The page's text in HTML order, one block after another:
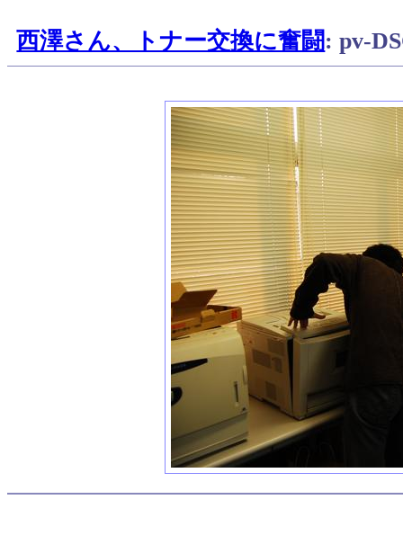
西澤さん、トナー交換に奮闘: pv-